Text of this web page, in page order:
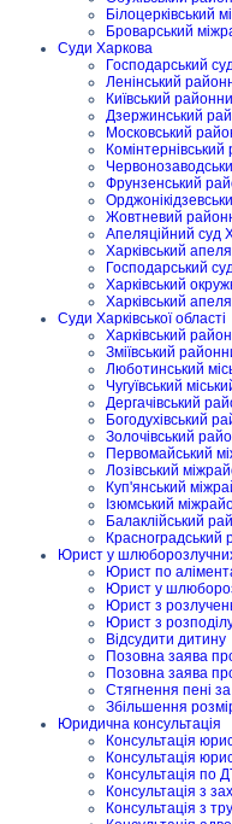
Білоцерківський
Броварський
Суди Харкова
Господарський
Ленінський
Київський
Дзержинський
Московський
Фрунзенський
Жовтневий
Апеляційний суд
Харківський
Господарський
Харківський
Харківський
Суди Харківської області
Харківський
Зміївський
Люботинський
Чугуївський
Дергачівський
Богодухівський
Золочівський
Первомайський
Лозівський
Куп'янський
Ізюмський
Балаклійський
Красноградський
Юрист у
Юрист по
Юрист у
Юрист з
Юрист з
Відсудити дитину
Позовна заява
Позовна заява
Стягнення пені
Збільшення
Юридична консультація
Консультація
Консультація
Консультація по
Консультація з
Консультація з